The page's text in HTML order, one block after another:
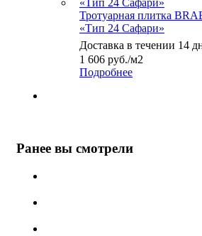
Тротуарная плитка
«Тип 24 Сафари»
Доставка в течении 14
1 606 руб./м2
Подробнее
Ранее вы смотрели